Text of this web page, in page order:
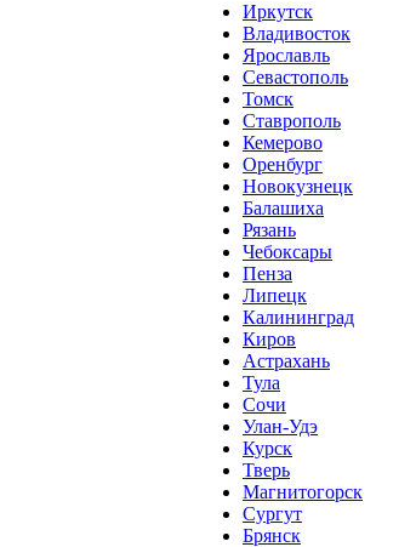
Иркутск
Владивосток
Ярославль
Севастополь
Томск
Ставрополь
Кемерово
Оренбург
Новокузнецк
Балашиха
Рязань
Чебоксары
Пенза
Липецк
Калининград
Киров
Астрахань
Тула
Сочи
Улан-Удэ
Курск
Тверь
Магнитогорск
Сургут
Брянск